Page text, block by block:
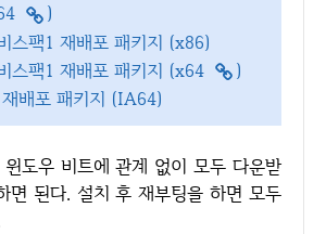
)
스팩1 재배포 패키지 (x86)
스팩1 재배포 패키지 (x64
)
배포 패키지 (IA64)
면 된다. 설치 후 재부팅을 하면 모두